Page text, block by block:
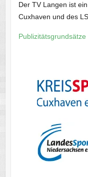
Der TV Langen ist
Cuxhaven und des